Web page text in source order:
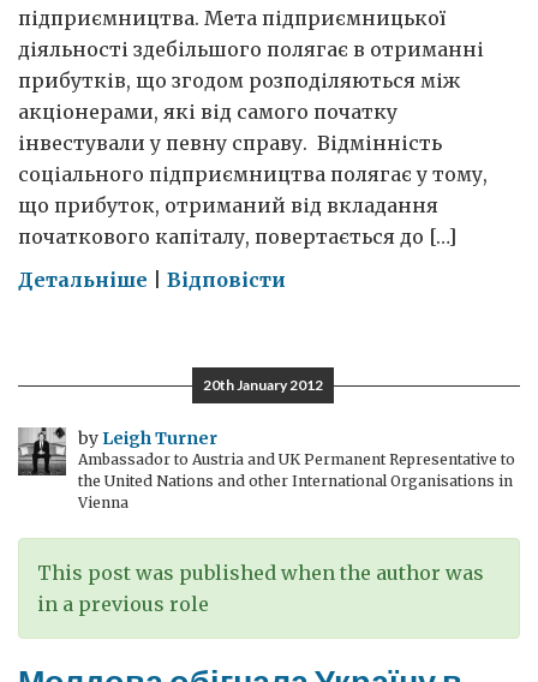
підприємництва. Мета підприємницької
діяльності здебільшого полягає в отриманні
прибутків, що згодом розподіляються між
акціонерами, які від самого початку
інвестували у певну справу. Відмінність
соціального підприємництва полягає у тому,
що прибуток, отриманий від вкладання
початкового капіталу, повертається до […]
Детальніше on
Україні?
Відповісти
20th January 2012
by Leigh Turner
Ambassador to Austria and UK Permanent Representative to
the United Nations and other International Organisations in
Vienna
This post was published when the author was
in a previous role